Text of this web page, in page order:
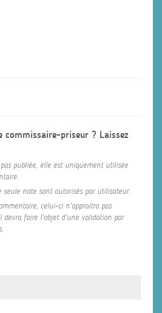
commissaire-priseur ? Laissez
publiée, elle est uniquement utilisée
note sont autorisés par utilisateur.
celui-ci n'appraitra pas
devra faire l'objet d'une validation par